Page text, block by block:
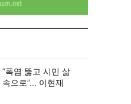
“폭염 뚫고 시민 삶
속으로”… 이현재